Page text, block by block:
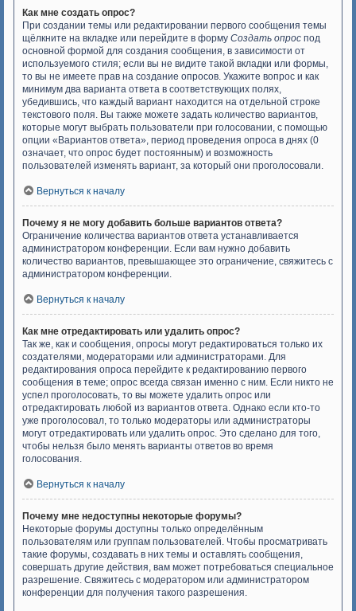
Как мне создать опрос?
При создании темы или редактировании первого сообщения темы
щёлкните на вкладке или перейдите в форму Создать опрос под
основной формой для создания сообщения, в зависимости от
используемого стиля; если вы не видите такой вкладки или формы,
то вы не имеете прав на создание опросов. Укажите вопрос и как
минимум два варианта ответа в соответствующих полях,
убедившись, что каждый вариант находится на отдельной строке
текстового поля. Вы также можете задать количество вариантов,
которые могут выбрать пользователи при голосовании, с помощью
опции «Вариантов ответа», период проведения опроса в днях (0
означает, что опрос будет постоянным) и возможность
пользователей изменять вариант, за который они проголосовали.
Вернуться к началу
Почему я не могу добавить больше вариантов ответа?
Ограничение количества вариантов ответа устанавливается
администратором конференции. Если вам нужно добавить
количество вариантов, превышающее это ограничение, свяжитесь с
администратором конференции.
Вернуться к началу
Как мне отредактировать или удалить опрос?
Так же, как и сообщения, опросы могут редактироваться только их
создателями, модераторами или администраторами. Для
редактирования опроса перейдите к редактированию первого
сообщения в теме; опрос всегда связан именно с ним. Если никто не
успел проголосовать, то вы можете удалить опрос или
отредактировать любой из вариантов ответа. Однако если кто-то
уже проголосовал, то только модераторы или администраторы
могут отредактировать или удалить опрос. Это сделано для того,
чтобы нельзя было менять варианты ответов во время
голосования.
Вернуться к началу
Почему мне недоступны некоторые форумы?
Некоторые форумы доступны только определённым
пользователям или группам пользователей. Чтобы просматривать
такие форумы, создавать в них темы и оставлять сообщения,
совершать другие действия, вам может потребоваться специальное
разрешение. Свяжитесь с модератором или администратором
конференции для получения такого разрешения.